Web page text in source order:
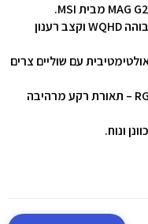
זמן תגובה מהיר של 1ms GTG, רזולוציה גבוהה WQHD וקצב רענון
עם שוליים צרים
זווית צפייה רחבה של 178°, תאורת RGB LED – תאורת רקע מרהיבה
ונוח.